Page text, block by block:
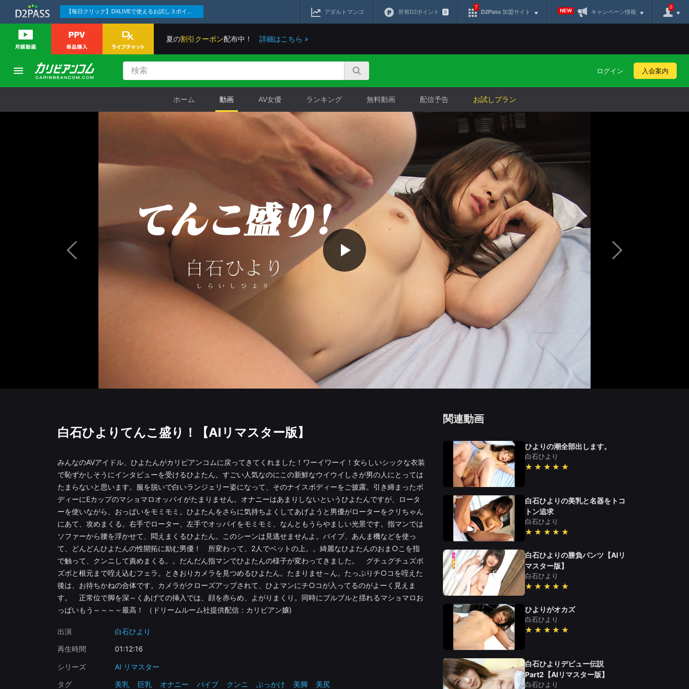
アダルトマンゴ 所有D2ポイント 0
7
D2Pass 加盟サイト NEW キャンペーン情報
0
夏の割引クーポン配布中！ 詳細はこちら »
ログイン 入会案内
ホーム 動画 AV女優 ランキング 無料動画 配信予告 お試しプラン
Play
Video
白石ひよりてんこ盛り！【AIリマスター版】
みんなのAVアイドル、ひよたんがカリビアンコムに戻ってきてくれました！ワーイワーイ！女らしいシックな衣装
で恥ずかしそうにインタビューを受けるひよたん。すごい人気なのにこの新鮮なウイウイしさが男の人にとっては
たまらないと思います。服を脱いで白いランジェリー姿になって、そのナイスボディーをご披露。引き締まったボ
ディーにEカップのマショマロオッパイがたまりません。オナニーはあまりしないというひよたんですが、ロータ
ーを使いながら、おっぱいをモミモミ。ひよたんをさらに気持ちよくしてあげようと男優がローターをクリちゃん
にあて、攻めまくる。右手でローター、左手でオッパイをモミモミ、なんともうらやましい光景です。指マンでは
ソファーから腰を浮かせて、悶えまくるひよたん。このシーンは見逃せませんよ。バイブ、あんま機などを使っ
て、どんどんひよたんの性開拓に励む男優！ 所変わって、2人でベットの上。。綺麗なひよたんのおま○こを指
で触って、クンニして責めまくる。。だんだん指マンでひよたんの様子が変わってきました。 グチュグチュズボ
ズボと根元まで咥え込むフェラ。ときおりカメラを見つめるひよたん。たまりませ～ん。たっぷりチ○コを咥えた
後は、お待ちかねの合体です。カメラがクローズアップされて、ひよマンにチ○コが入ってるのがよーく見えま
す。 正常位で脚を深～くあげての挿入では、顔を赤らめ、よがりまくり。同時にブルブルと揺れるマショマロお
っぱいもう～～～～最高！ （ドリームルーム社提供配信：カリビアン嬢)
出演 白石ひより
再生時間 01:12:16
シリーズ AI リマスター
タグ 美乳 巨乳 オナニー バイブ クンニ ぶっかけ 美脚 美尻
関連動画
ひよりの潮全部出します。
白石ひより
★★★★★
白石ひよりの美乳と名器をトコ
トン追求
白石ひより
★★★★★
白石ひよりの勝負パンツ【AIリ
マスター版】
白石ひより
★★★★★
ひよりがオカズ
白石ひより
★★★★★
白石ひよりデビュー伝説
Part2【AIリマスター版】
白石ひより